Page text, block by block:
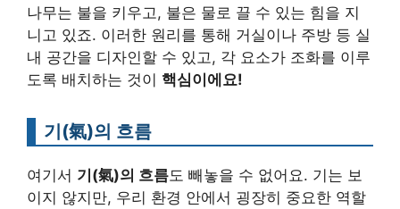
나무는 불을 키우고, 불은 물로 끌 수 있는 힘을 지
니고 있죠. 이러한 원리를 통해 거실이나 주방 등 실
내 공간을 디자인할 수 있고, 각 요소가 조화를 이루
도록 배치하는 것이 핵심이에요!
기(氣)의 흐름
여기서 기(氣)의 흐름도 빼놓을 수 없어요. 기는 보
이지 않지만, 우리 환경 안에서 굉장히 중요한 역할